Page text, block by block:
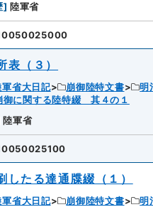
] 陸軍省
表（３）
軍省大日記 崩御陸特文書 明
に関する陸特綴 其４の１
陸軍省
したる達通牒綴（１）
軍省大日記 崩御陸特文書 明